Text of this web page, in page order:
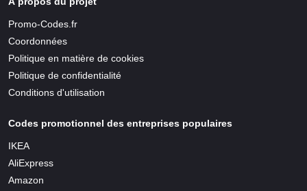
Promo-Codes.fr
Coordonnées
Politique en matière de cookies
Politique de confidentialité
Conditions d'utilisation
Codes promotionnel des entreprises populaires
IKEA
AliExpress
Amazon